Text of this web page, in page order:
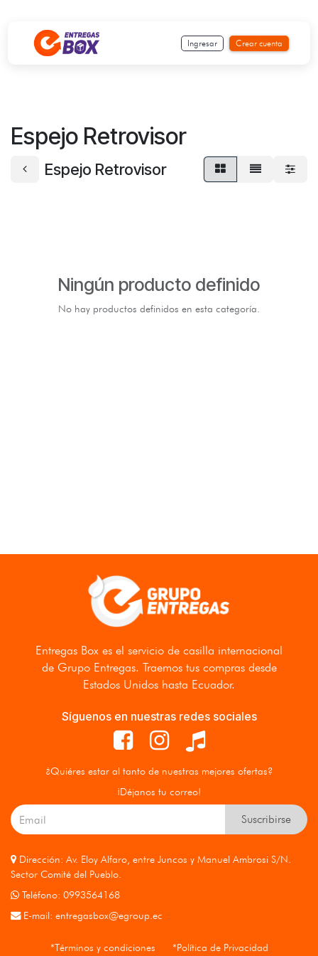
Ingresar Crear cuenta
Espejo Retrovisor
Espejo Retrovisor
Ningún producto definido
No hay productos definidos en esta categoría.
Entregas Box es el servicio de casilla internacional
de Grupo Entregas. Traemos tus compras desde
Estados Unidos hasta Ecuador.
Síguenos en nuestras redes sociales
¿Quiéres estar al tanto de nuestras mejores ofertas?
¡Déjanos tu correo!
Suscribirse
Dirección: Av. Eloy Alfaro, entre Juncos y Manuel Ambrosi S/N.
Sector Comité del Pueblo.
Teléfono: 0993564168
E-mail: entregasbox@egroup.ec
*Términos y condiciones *Política de Privacidad